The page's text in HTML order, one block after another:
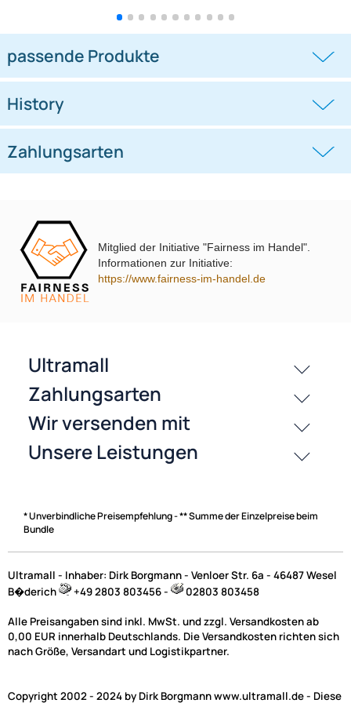
kompatibel mit Mazda
2 3 5 6 CX-5 CX-7 Fahrzeuge ab
((0))
76,35 €
kompatibel mit VW Golf T6
45,45 €
passende Produkte
History
Zahlungsarten
Mitglied der Initiative "Fairness im Handel".
Informationen zur Initiative:
https://www.fairness-im-handel.de
* Unverbindliche Preisempfehlung - ** Summe der Einzelpreise beim
Bundle
Ultramall - Inhaber: Dirk Borgmann - Venloer Str. 6a - 46487 Wesel
B�derich
+49 2803 803456 - 02803 803458
Alle Preisangaben sind inkl. MwSt. und zzgl. Versandkosten ab
0,00 EUR innerhalb Deutschlands. Die Versandkosten richten sich
nach Größe, Versandart und Logistikpartner.
Copyright 2002 - 2024 by Dirk Borgmann www.ultramall.de - Diese